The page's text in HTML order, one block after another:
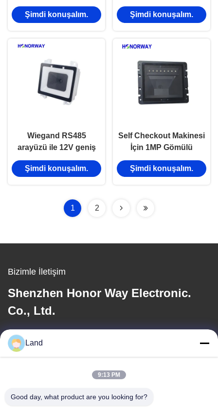
Okuma Mesafesi Kiosk
Erişim Kontrolü İçin
Şimdi konuşalım.
Shutter Gömülü Barkod
Tarayıcı Modülü
Şimdi konuşalım.
Wiegand RS485
arayüzü ile 12V geniş
açılı parlaklığa karşı
barkod tarayıcı modülü
Şimdi konuşalım.
Self Checkout Makinesi
İçin 1MP Gömülü
Yüksek Yoğunluklu QR
Barkod Tarama Modülü
Şimdi konuşalım.
1 2
Bizimle İletişim
Shenzhen Honor Way Electronic.
Co., Ltd.
E-posta
land@szhw-tech.com
Adresimiz
Land
9:13 PM
Good day, what product are you looking for?